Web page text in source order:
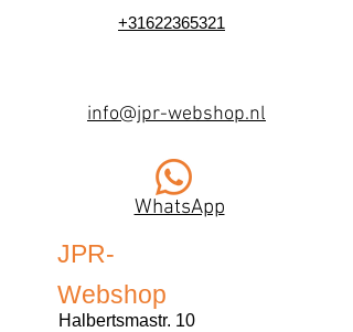
+31622365321
info@jpr-webshop.nl
WhatsApp
JPR-
Webshop
Halbertsmastr. 10